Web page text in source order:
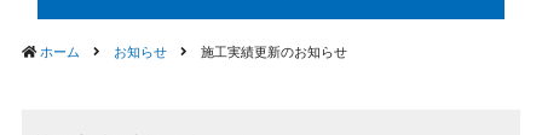
ホーム お知らせ 施工実績更新のお知らせ